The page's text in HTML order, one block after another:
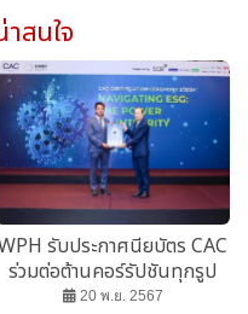
สนใจ
รับประกาศนียบัตร CAC
ร่วมต่อต้านคอร์รัปชันทุกรูป
แบบ
20 พ.ย. 2567